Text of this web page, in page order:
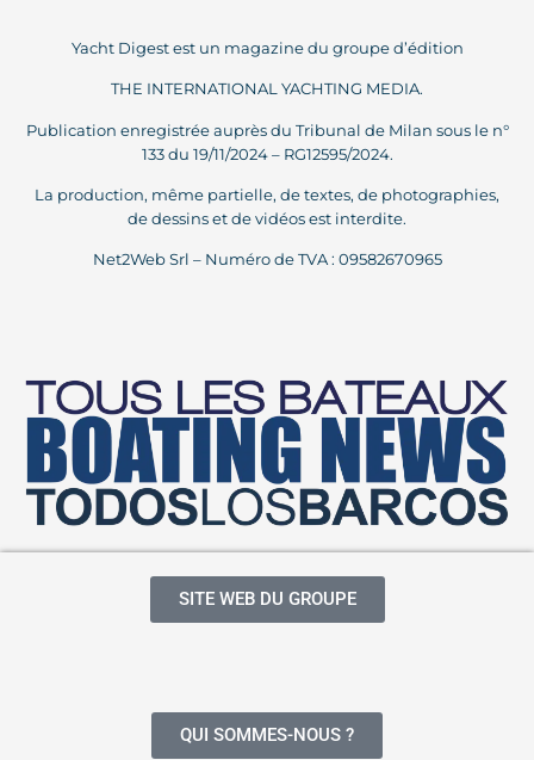
Porto Canottieri Garda
Salò
Lombardia
Porto di Dusano
Lombardia
PORTS
Yacht Digest est un magazine du groupe d’édition
THE INTERNATIONAL YACHTING MEDIA.
Publication enregistrée auprès du Tribunal de Milan sous le n°
133 du 19/11/2024 – RG12595/2024.
La production, même partielle, de textes, de photographies,
de dessins et de vidéos est interdite.
Net2Web Srl – Numéro de TVA : 09582670965
SITE WEB DU GROUPE
QUI SOMMES-NOUS ?